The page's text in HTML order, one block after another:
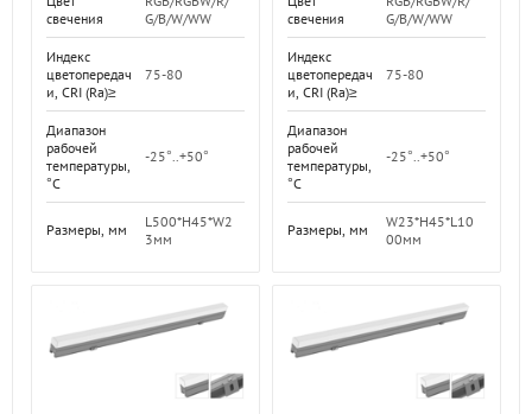
свечения
G/B/W/WW
Индекс
цветопередач
и, CRI (Ra)≥
75-80
Диапазон
рабочей
температуры,
°C
-25°..+50°
Размеры, мм
L500*H45*W2
3мм
свечения
G/B/W/WW
Индекс
цветопередач
и, CRI (Ra)≥
75-80
Диапазон
рабочей
температуры,
°C
-25°..+50°
Размеры, мм
W23*H45*L10
00мм